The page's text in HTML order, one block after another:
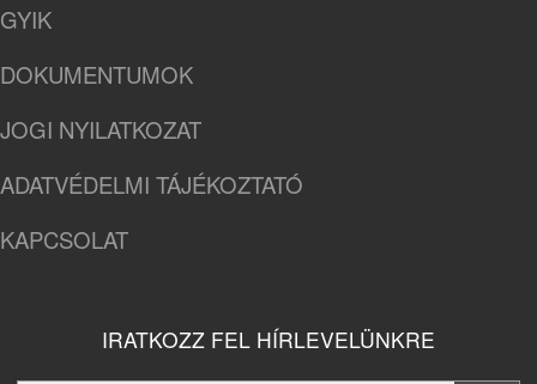
GYIK
DOKUMENTUMOK
JOGI NYILATKOZAT
ADATVÉDELMI TÁJÉKOZTATÓ
KAPCSOLAT
IRATKOZZ FEL HÍRLEVELÜNKRE